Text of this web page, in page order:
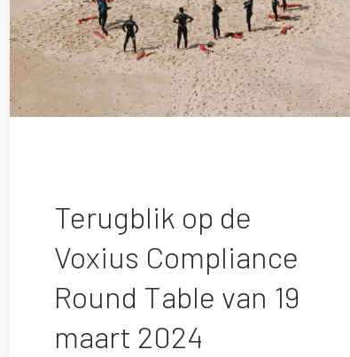
Terugblik op de
Voxius Compliance
Round Table van 19
maart 2024